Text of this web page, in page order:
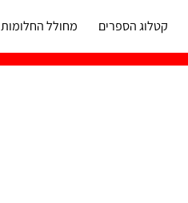
קטלוג הספרים מחולל החלומות